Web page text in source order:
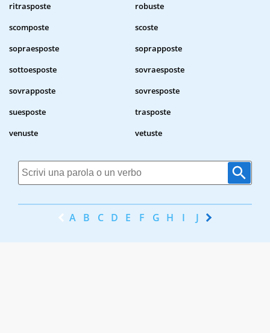
ritrasposte
robuste
scomposte
scoste
sopraesposte
soprapposte
sottoesposte
sovraesposte
sovrapposte
sovresposte
suesposte
trasposte
venuste
vetuste
A B C D E F G H I J K